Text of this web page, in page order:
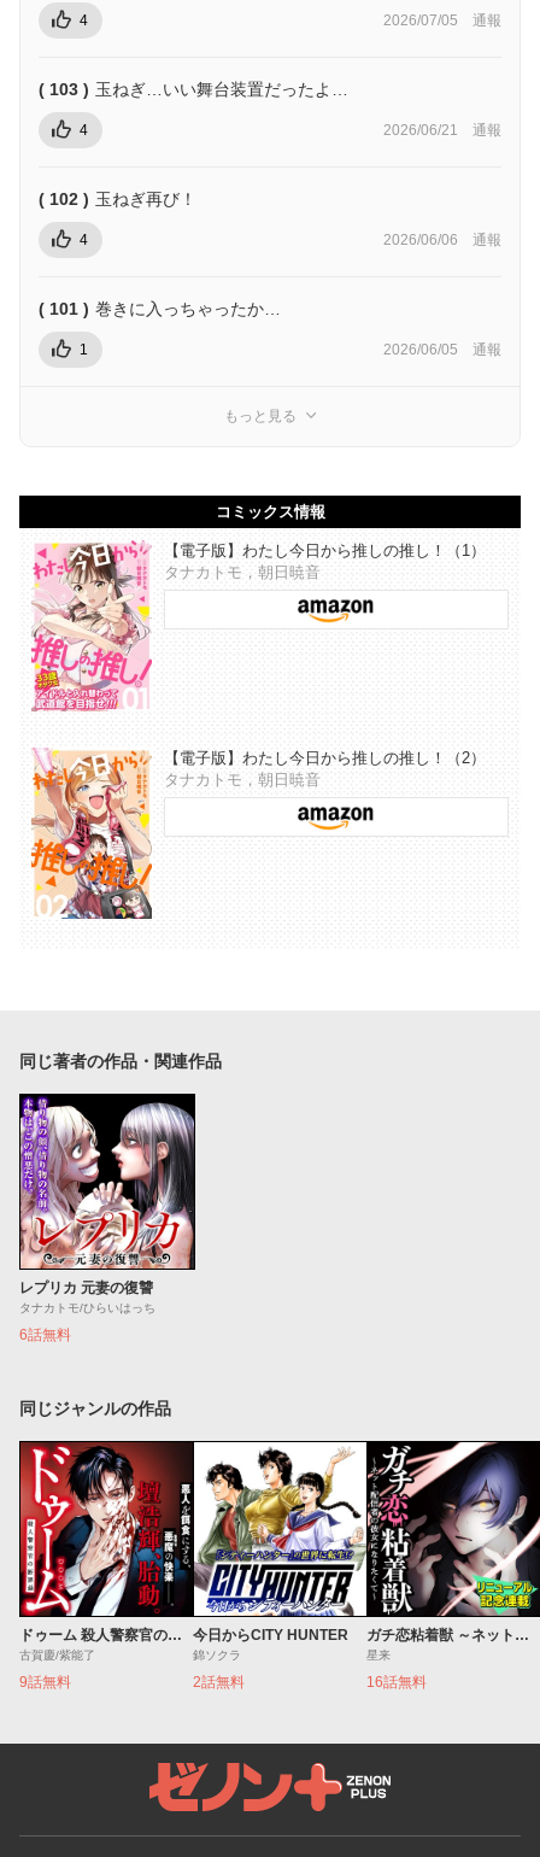
4 2026/07/05 通報
( 103 ) 玉ねぎ…いい舞台装置だったよ…
4 2026/06/21 通報
( 102 ) 玉ねぎ再び！
4 2026/06/06 通報
( 101 ) 巻きに入っちゃったか…
1 2026/06/05 通報
もっと見る
コミックス情報
【電子版】わたし今日から推しの推し！（1）
タナカトモ，朝日暁音
【電子版】わたし今日から推しの推し！（2）
タナカトモ，朝日暁音
同じ著者の作品・関連作品
レプリカ 元妻の復讐
タナカトモ/ひらいはっち
6話無料
同じジャンルの作品
ドゥーム 殺人警察官の断罪録
古賀慶/紫能了
9話無料
今日からCITY HUNTER
錦ソクラ
2話無料
ガチ恋粘着獣 ～ネット配信者の彼女になりたくて～
星来
16話無料
ゼノンプラス